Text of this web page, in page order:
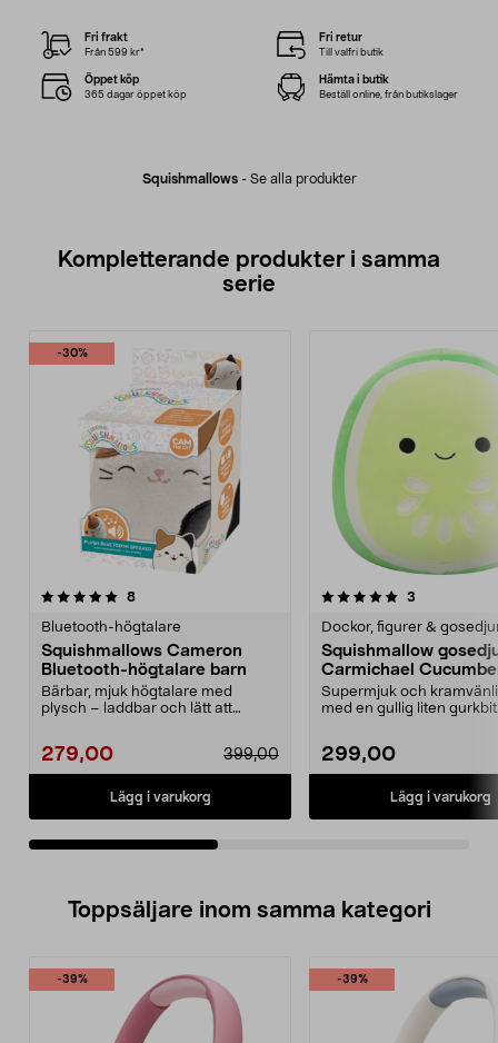
Squishmallows- Se alla produkter
Fri frakt
Från 599 kr*
Fri retur
Till valfri butik
Öppet köp
365 dagar öppet köp
Hämta i butik
Beställ online, från butikslager
Kompletterande produkter i samma
serie
-30%
8recensioner
Bluetooth-högtalare
Squishmallows Cameron
Bluetooth-högtalare barn
Bärbar, mjuk högtalare med
plysch – laddbar och lätt att
399,00
279,00
Lägg i varukorg
5.0av 5 stjärnor 3
Dockor, figurer &
Squishmallow
Carmichael
30 cm
Supermjuk och
med en gullig liten
299,00
Lägg i varukorg
5.0av 5 stjärnor
Toppsäljare inom samma kategori
-39% -39%